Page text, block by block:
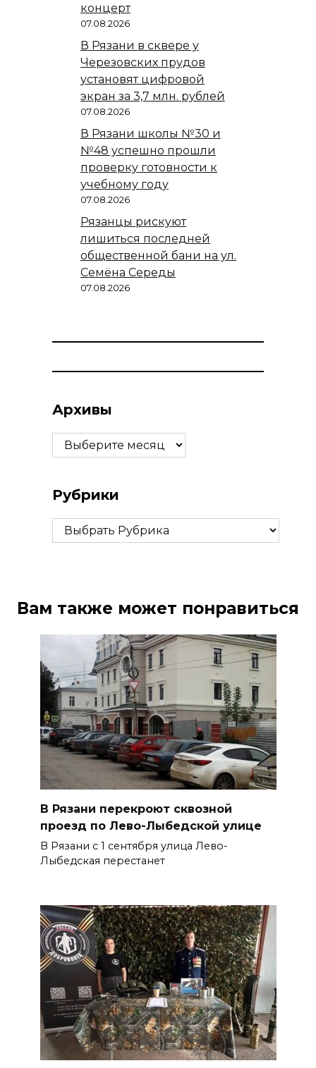
концерт
07.08.2026
В Рязани в сквере у
Черезовских прудов
установят цифровой
экран за 3,7 млн. рублей
07.08.2026
В Рязани школы №30 и
№48 успешно прошли
проверку готовности к
учебному году
07.08.2026
Рязанцы рискуют
лишиться последней
общественной бани на ул.
Семёна Середы
07.08.2026
Архивы
Архивы
Рубрики
Рубрики
Вам также может понравиться
В Рязани перекроют сквозной
проезд по Лево-Лыбедской улице
В Рязани с 1 сентября улица Лево-
Лыбедская перестанет